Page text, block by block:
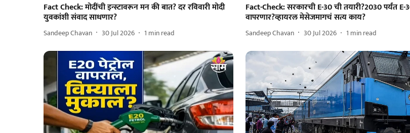
Fact Check: मोदींची इन्स्टावरून मन की बात? दर रविवारी मोदी
युवकांशी संवाद साधणार?
Sandeep Chavan 30 Jul 2026 1 min read
Fact-Check: सरकारची E-30 ची तयारी?2030 पर्यंत E-
वापरणार?व्हायरल मेसेजमागचं सत्य काय?
Sandeep Chavan 30 Jul 2026 1 min read